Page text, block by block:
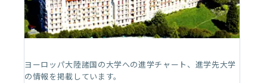
ヨーロッパ大陸諸国の大学への進学チャート、進学先大学
の情報を掲載しています。